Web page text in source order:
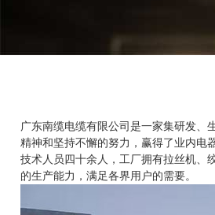
广东南缆电缆有限公司是一家集研发、
精神和坚持不懈的努力，赢得了业内电
技术人员四十余人，工厂拥有拉丝机、
的生产能力，满足各界用户的需要。